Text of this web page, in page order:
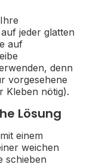
jeder glatten
auf
denn
vorgesehene
Kleben nötig).
Lösung
einem
weichen
schieben